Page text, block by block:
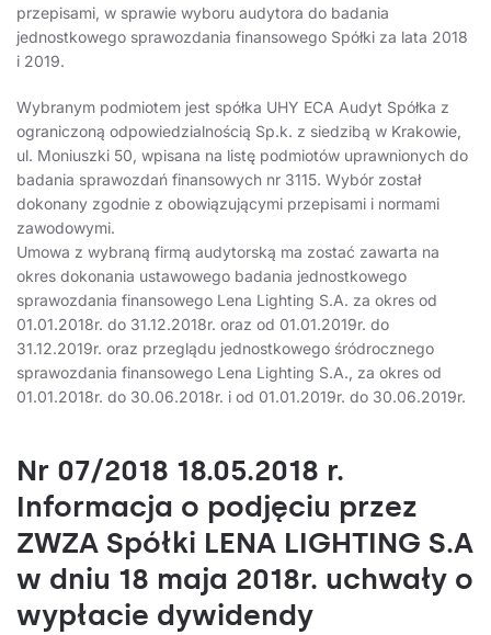
przepisami, w sprawie wyboru audytora do badania
jednostkowego sprawozdania finansowego Spółki za lata 2018
i 2019.
Wybranym podmiotem jest spółka UHY ECA Audyt Spółka z
ograniczoną odpowiedzialnością Sp.k. z siedzibą w Krakowie,
ul. Moniuszki 50, wpisana na listę podmiotów uprawnionych do
badania sprawozdań finansowych nr 3115. Wybór został
dokonany zgodnie z obowiązującymi przepisami i normami
zawodowymi.
Umowa z wybraną firmą audytorską ma zostać zawarta na
okres dokonania ustawowego badania jednostkowego
sprawozdania finansowego Lena Lighting S.A. za okres od
01.01.2018r. do 31.12.2018r. oraz od 01.01.2019r. do
31.12.2019r. oraz przeglądu jednostkowego śródrocznego
sprawozdania finansowego Lena Lighting S.A., za okres od
01.01.2018r. do 30.06.2018r. i od 01.01.2019r. do 30.06.2019r.
Nr 07/2018 18.05.2018 r.
Informacja o podjęciu przez
ZWZA Spółki LENA LIGHTING S.A
w dniu 18 maja 2018r. uchwały o
wypłacie dywidendy